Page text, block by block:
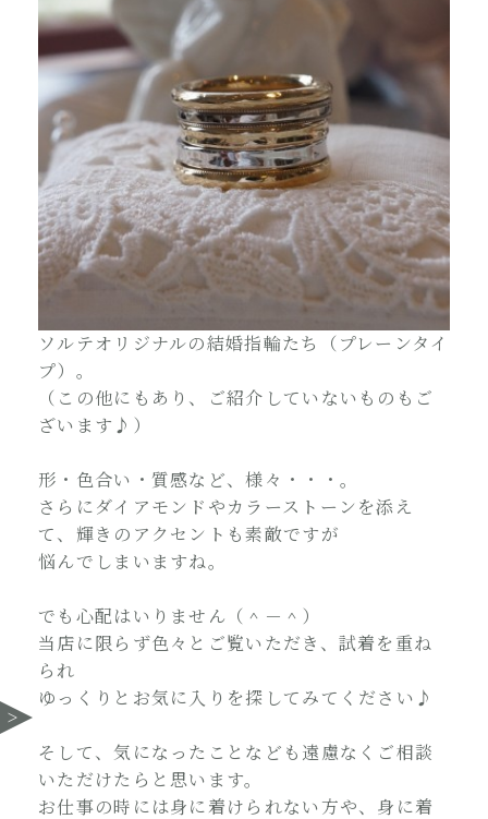
ソルテオリジナルの結婚指輪たち（プレーンタイ
プ）。
（この他にもあり、ご紹介していないものもご
ざいます♪）
形・色合い・質感など、様々・・・。
さらにダイアモンドやカラーストーンを添え
て、輝きのアクセントも素敵ですが
悩んでしまいますね。
でも心配はいりません（＾－＾）
当店に限らず色々とご覧いただき、試着を重ね
られ
ゆっくりとお気に入りを探してみてください♪
そして、気になったことなども遠慮なくご相談
いただけたらと思います。
お仕事の時には身に着けられない方や、身に着